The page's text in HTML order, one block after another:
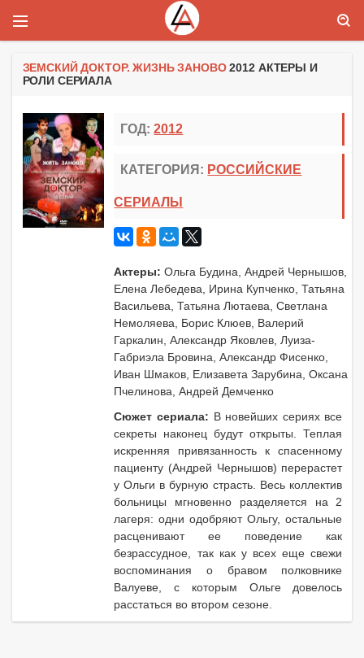
ЗЕМСКИЙ ДОКТОР. ЖИЗНЬ ЗАНОВО2012 АКТЕРЫ И
РОЛИ СЕРИАЛА
ГОД:2012
КАТЕГОРИЯ: РОССИЙСКИЕ
СЕРИАЛЫ
Актеры:Ольга Будина, Андрей Чернышов,
Елена Лебедева, Ирина Купченко, Татьяна
Васильева, Татьяна Лютаева, Светлана
Немоляева, Борис Клюев, Валерий
Гаркалин, Александр Яковлев, Луиза-
Габриэла Бровина, Александр Фисенко,
Иван Шмаков, Елизавета Зарубина, Оксана
Пчелинова, Андрей Демченко
Сюжет сериала: В новейших сериях все
секреты наконец будут открыты. Теплая
искренняя привязанность к спасенному
пациенту (Андрей Чернышов) перерастет
у Ольги в бурную страсть. Весь коллектив
больницы мгновенно разделяется на 2
лагеря: одни одобряют Ольгу, остальные
расценивают ее поведение как
безрассудное, так как у всех еще свежи
воспоминания о бравом полковнике
Валуеве, с которым Ольге довелось
расстаться во втором сезоне.